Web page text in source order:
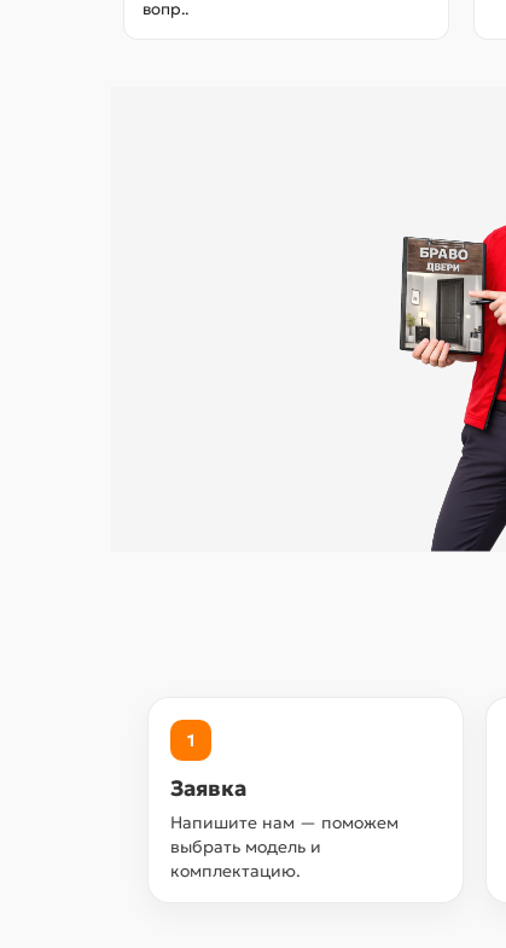
вопр..
1
Заявка
Напишите нам — поможем
выбрать модель и
комплектацию.